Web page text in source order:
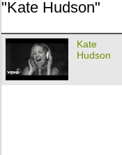
"Kate Hudson"
Kate
Hudson